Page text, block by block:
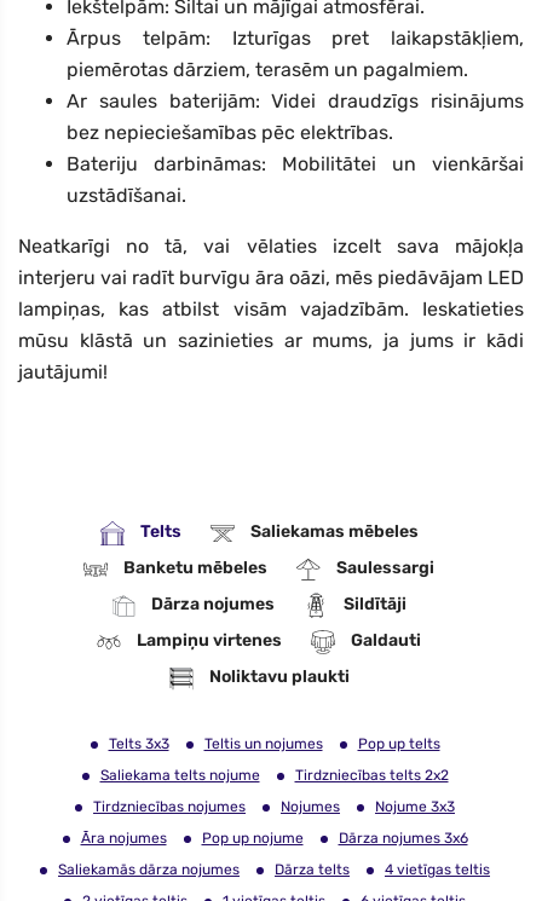
Iekštelpām: Siltai un mājīgai atmosfērai.
Ārpus telpām: Izturīgas pret laikapstākļiem,
piemērotas dārziem, terasēm un pagalmiem.
Ar saules baterijām: Videi draudzīgs risinājums
bez nepieciešamības pēc elektrības.
Bateriju darbināmas: Mobilitātei un vienkāršai
uzstādīšanai.
Neatkarīgi no tā, vai vēlaties izcelt sava mājokļa
interjeru vai radīt burvīgu āra oāzi, mēs piedāvājam LED
lampiņas, kas atbilst visām vajadzībām. Ieskatieties
mūsu klāstā un sazinieties ar mums, ja jums ir kādi
jautājumi!
Telts
Saliekamas mēbeles
Banketu mēbeles
Saulessargi
Dārza nojumes
Sildītāji
Lampiņu virtenes
Galdauti
Noliktavu plaukti
Telts 3x3 Teltis un nojumes
Pop up telts
Saliekama telts nojume
Tirdzniecības telts 2x2
Tirdzniecības nojumes
Nojumes
Nojume 3x3
Āra nojumes
Pop up nojume
Dārza nojumes 3x6
Saliekamās dārza nojumes
Dārza telts
4 vietīgas teltis